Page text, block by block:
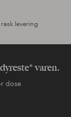
levering
varen.
dose